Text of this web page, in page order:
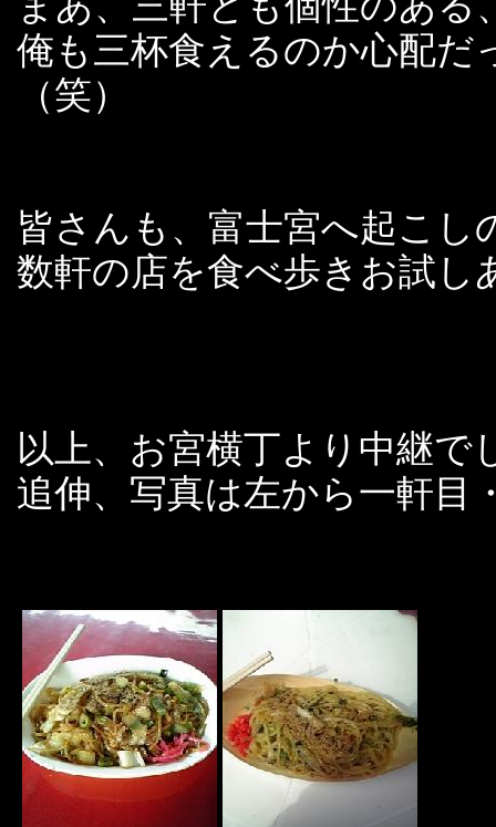
俺も三杯食えるのか心配だ
（笑）
皆さんも、富士宮へ起こし
数軒の店を食べ歩きお試し
以上、お宮横丁より中継で
追伸、写真は左から一軒目